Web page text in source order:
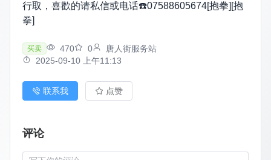
行取，喜歡的请私信或电话☎️07588605674[抱拳][抱
拳]
买卖 470 0
唐人街服务站
2025-09-10 上午11:13
联系我 点赞
评论